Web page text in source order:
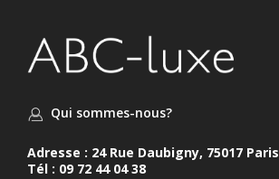
Qui sommes-nous?
Adresse : 24 Rue Daubigny, 75017 Paris
Tél : 09 72 44 04 38